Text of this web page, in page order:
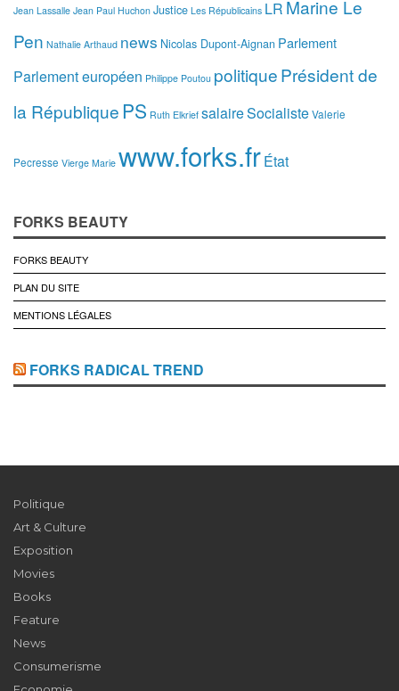
Jean Lassalle Jean Paul Huchon Justice Les Républicains LR Marine Le
Pen Nathalie Arthaud news Nicolas Dupont-Aignan Parlement
Parlement européen Philippe Poutou politiquePrésident de
la République PS Ruth Elkrief salaireSocialisteValerie
Pecresse Vierge Marie www.forks.frÉtat
FORKS BEAUTY
FORKS BEAUTY
PLAN DU SITE
MENTIONS LÉGALES
FORKS RADICAL TREND
Politique
Art & Culture
Exposition
Movies
Books
Feature
News
Consumerisme